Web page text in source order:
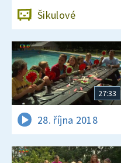
Šikulové
27:33
28. října 2018